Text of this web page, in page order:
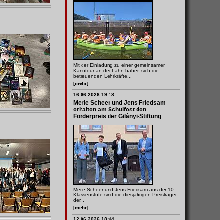
Mit der Einladung zu einer gemeinsamen
Kanutour an der Lahn haben sich die
betreuenden Lehrkräfte...
[mehr]
16.06.2026 19:18
Merle Scheer und Jens Friedsam
erhalten am Schulfest den
Förderpreis der Gilányi-Stiftung
Merle Scheer und Jens Friedsam aus der 10.
Klassenstufe sind die diesjährigen Preisträger
der...
[mehr]
12.06.2026 18:44